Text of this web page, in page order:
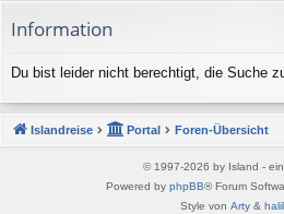
Information
Du bist leider nicht berechtigt, die Suche
Islandreise Portal Foren-Übersicht
© 1997-2026 by Island -
Powered by phpBB® Forum
Style von Arty &